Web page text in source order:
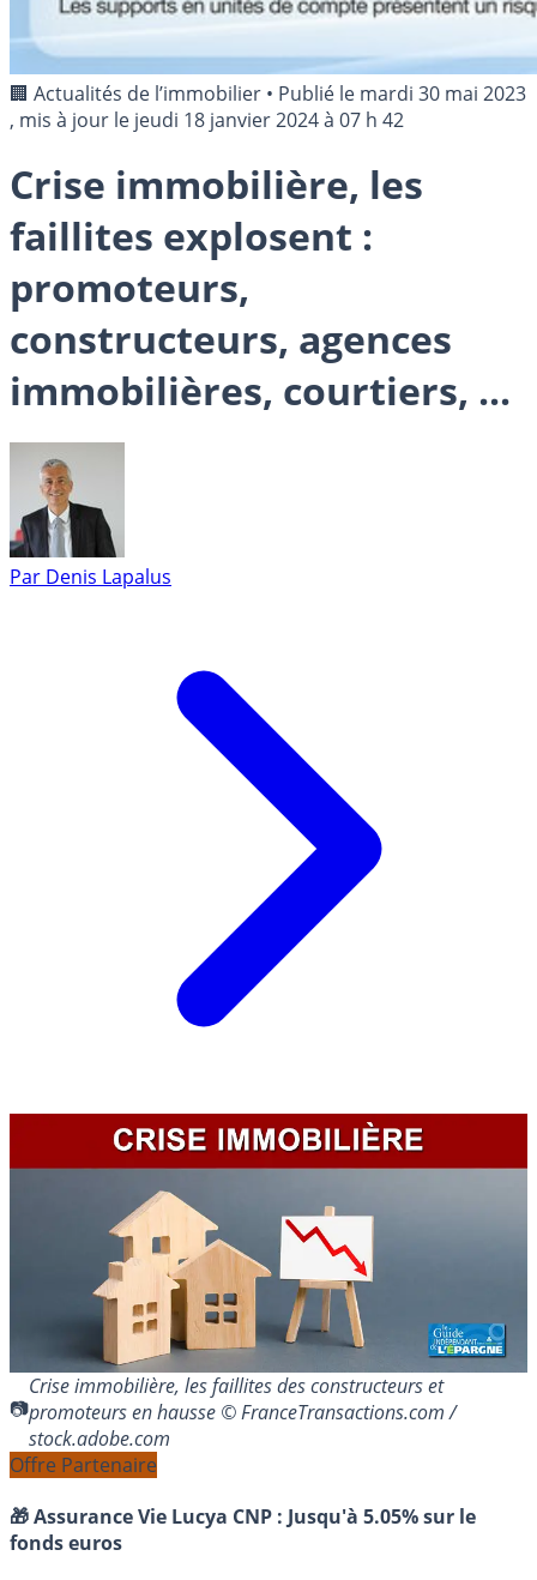
🏢 Actualités de l’immobilier • Publié le mardi 30 mai 2023
, mis à jour le jeudi 18 janvier 2024 à 07 h 42
Crise immobilière, les
faillites explosent :
promoteurs,
constructeurs, agences
immobilières, courtiers, ...
Par Denis Lapalus
Crise immobilière, les faillites des constructeurs et
promoteurs en hausse © FranceTransactions.com /
stock.adobe.com
Offre Partenaire
🎁 Assurance Vie Lucya CNP : Jusqu'à 5.05% sur le
fonds euros